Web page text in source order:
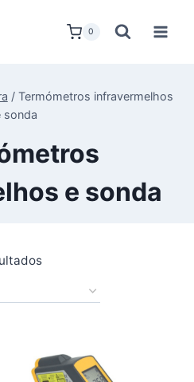
0
/ Termómetros infravermelhos
sonda
e sonda